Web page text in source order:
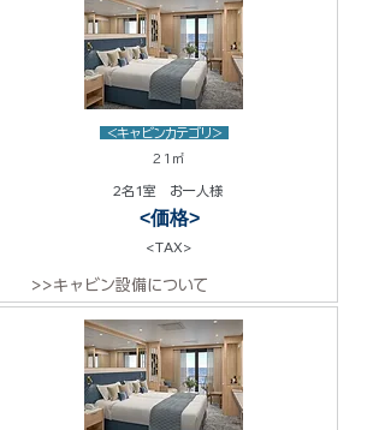
<キャビンカテゴリ>
21㎡
2名1室 お一人様
<価格>
<TAX>
>>キャビン設備について